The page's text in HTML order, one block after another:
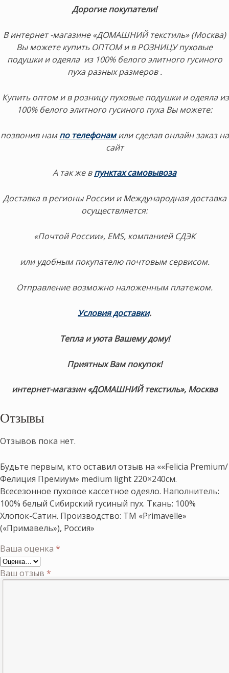
Дорогие покупатели!
В интернет -магазине «ДОМАШНИЙ текстиль» (Москва)
Вы можете купить ОПТОМ и в РОЗНИЦУ пуховые
подушки и одеяла из 100% белого элитного гусиного
пуха разных размеров .
Купить оптом и в розницу пуховые подушки и одеяла из
100% белого элитного гусиного пуха Вы можете:
позвонив нампо телефонамили сделав онлайн заказ на
сайт
А так же в пунктах самовывоза
Доставка в регионы России и Международная доставка
осуществляется:
«Почтой России», EMS, компанией СДЭК
или удобным покупателю почтовым сервисом.
Отправление возможно наложенным платежом.
Условия доставки.
Тепла и уюта Вашему дому!
Приятных Вам покупок!
интернет-магазин «ДОМАШНИЙ текстиль», Москва
Отзывы
Отзывов пока нет.
Будьте первым, кто оставил отзыв на ««Felicia Premium/
Фелиция Премиум» medium light 220×240см.
Всесезонное пуховое кассетное одеяло. Наполнитель:
100% белый Сибирский гусиный пух. Ткань: 100%
Хлопок-Сатин. Производство: ТМ «Primavelle»
(«Примавель»), Россия»
Ваша оценка *
Ваш отзыв *